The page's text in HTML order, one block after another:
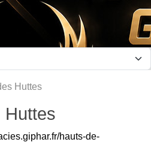
Huttes
Huttes
hauts-de-